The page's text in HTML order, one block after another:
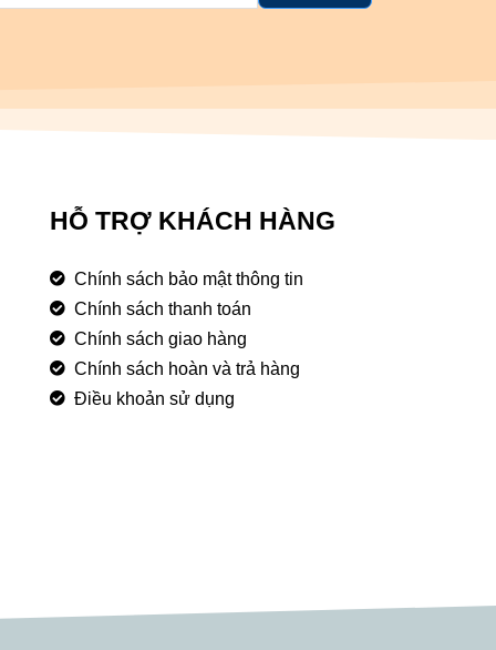
HỖ TRỢ KHÁCH HÀNG
Chính sách bảo mật thông tin
Chính sách thanh toán
Chính sách giao hàng
Chính sách hoàn và trả hàng
Điều khoản sử dụng